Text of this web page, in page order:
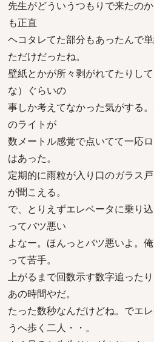
先生がどういうつもりで来たの
も正直
ヘコタレてた部分もあったんで
ただけだったね。
壁紙とかが所々剥がれてたりし
な）ぐらいの
事しか考えてなかった気がする
のライトが
数メートル感覚で点いてて一応
はあった。
定期的に雨粒が入り口のガラス
が聞こえる。
で、とりえずエレベータに乗り
ってバツ悪い
よなー。ほんっとバツ悪いよ。
って苦手。
上がるまで回数示す数字追った
あの時間やだ。
たった数秒なんだけどね。でエ
うへ歩く二人・・。